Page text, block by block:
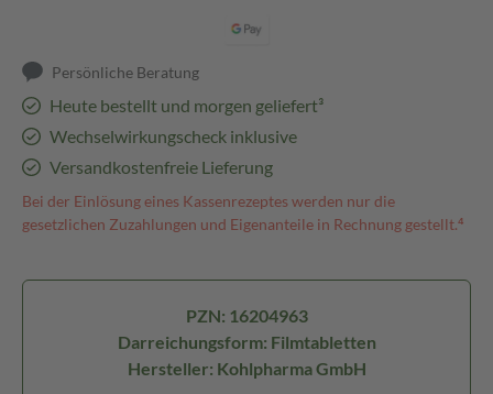
Persönliche Beratung
Heute bestellt und morgen geliefert³
Wechselwirkungscheck inklusive
Versandkostenfreie Lieferung
Bei der Einlösung eines Kassenrezeptes werden nur die
gesetzlichen Zuzahlungen und Eigenanteile in Rechnung gestellt.⁴
PZN: 16204963
Darreichungsform: Filmtabletten
Hersteller: Kohlpharma GmbH